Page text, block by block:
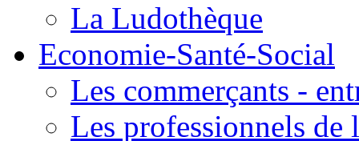
La Ludothèque
Economie-Santé-Social
Les commerçants -
Les professionnels de